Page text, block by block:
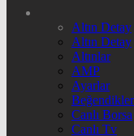
Altın Detay
Altın Detay
Altınlar
AMP
Ayarlar
Canlı Borsa
Canlı Tv